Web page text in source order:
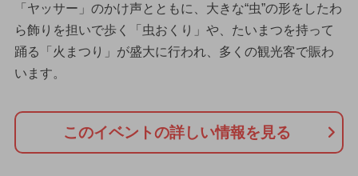
「ヤッサー」のかけ声とともに、大きな“虫”の形をしたわ
ら飾りを担いで歩く「虫おくり」や、たいまつを持って
踊る「火まつり」が盛大に行われ、多くの観光客で賑わ
います。
このイベントの詳しい情報を見る